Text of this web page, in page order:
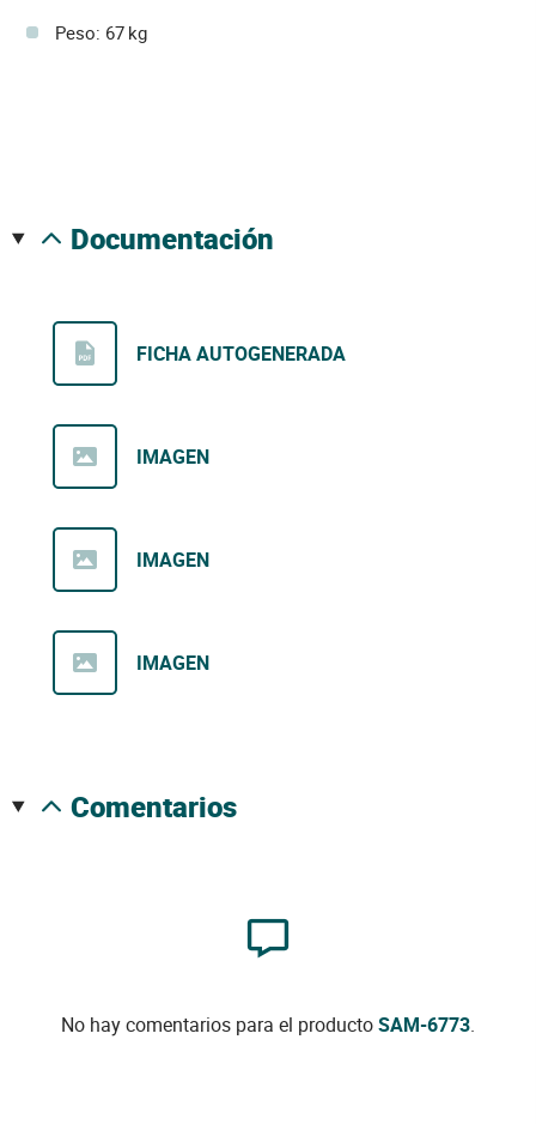
Peso: 67 kg
documentación
FICHA AUTOGENERADA
IMAGEN
IMAGEN
IMAGEN
comentarios
No hay comentarios para el productoSAM-6773.